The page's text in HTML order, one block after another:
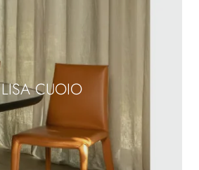
LISA CUOIO